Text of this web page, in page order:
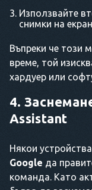
Използвайте
снимки на
Въпреки че този
време, той
хардуер или
4.
Assistant
Някои
Google да
команда. Като